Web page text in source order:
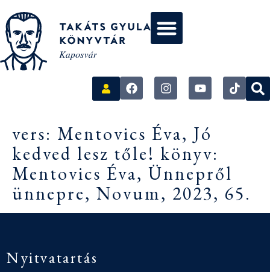
vers: Mentovics Éva, Jó
kedved lesz tőle! könyv:
Mentovics Éva, Ünnepről
ünnepre, Novum, 2023, 65.
Nyitvatartás